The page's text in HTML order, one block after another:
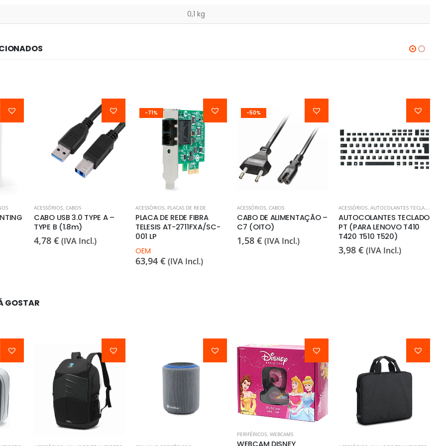
0,1 kg
ACESSÓRIOS CABOS
CABO USB 3.0 TYPE A –
TYPE B (1.8m)
4,78 € (IVA Incl.)
-71%
ACESSÓRIOS PLACAS DE REDE
PLACA DE REDE FIBRA
TELESIS AT-2711FXA/SC-
001 LP
OEM
63,94 € (IVA Incl.)
-50%
ACESSÓRIOS CABOS
CABO DE ALIMENTAÇÃO –
C7 (OITO)
1,58 € (IVA Incl.)
ACESSÓRIOS AUTOCOLANTES TECLADOS
AUTOCOLANTES TECLADO
PT (PARA LENOVO T410
T420 T510 T520)
3,98 € (IVA Incl.)
GOSTAR
PERIFÉRICOS, WEBCAMS